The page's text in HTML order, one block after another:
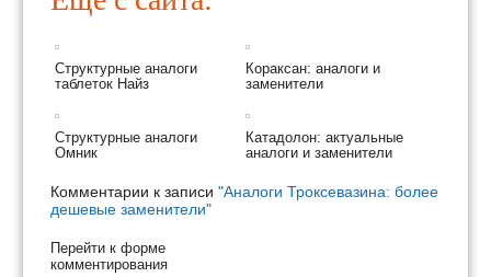
Структурные аналоги
таблеток Найз
Кораксан: аналоги и
заменители
Структурные аналоги
Омник
Катадолон: актуальные
аналоги и заменители
Комментарии к записи "Аналоги Троксевазина: более
дешевые заменители"
Перейти к форме
комментирования